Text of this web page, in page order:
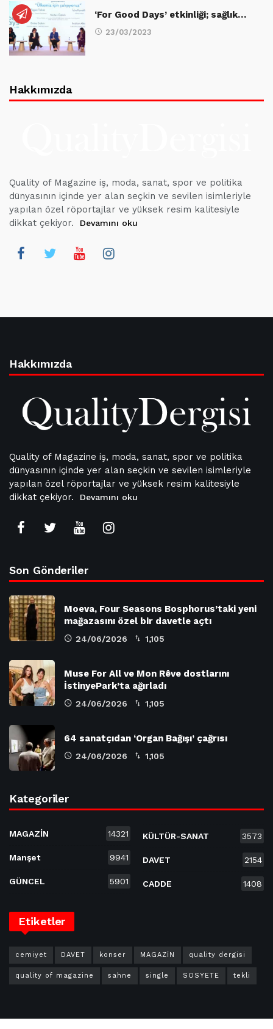
‘For Good Days’ etkinliği; sağlık…
23/03/2023
Hakkımızda
Quality of Magazine iş, moda, sanat, spor ve politika
dünyasının içinde yer alan seçkin ve sevilen isimleriyle
yapılan özel röportajlar ve yüksek resim kalitesiyle
dikkat çekiyor.
Devamını oku
Hakkımızda
Quality of Magazine iş, moda, sanat, spor ve politika
dünyasının içinde yer alan seçkin ve sevilen isimleriyle
yapılan özel röportajlar ve yüksek resim kalitesiyle
dikkat çekiyor.
Devamını oku
Son Gönderiler
Moeva, Four Seasons Bosphorus’taki yeni
mağazasını özel bir davetle açtı
24/06/2026 1,105
Muse For All ve Mon Rêve dostlarını
İstinyePark’ta ağırladı
24/06/2026 1,105
64 sanatçıdan ‘Organ Bağışı’ çağrısı
24/06/2026 1,105
Kategoriler
MAGAZİN 14321
Manşet 9941
GÜNCEL 5901
KÜLTÜR-SANAT 3573
DAVET 2154
CADDE 1408
Etiketler
cemiyet DAVET konser MAGAZİN quality dergisi
quality of magazine sahne single SOSYETE tekli